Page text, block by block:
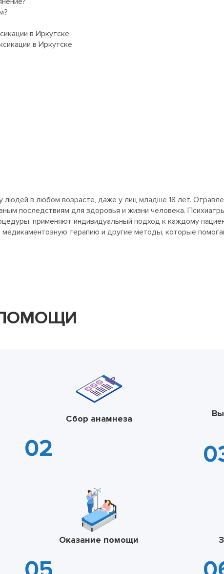
в Иркутске
в Иркутске
людей в любом возрасте, даже у лиц младше 18 лет.
последствиям для здоровья и жизни человека.
применяют индивидуальный подход к каждому
медикаментозную терапию и другие методы, которые
Сбор анамнеза
Оказание помощи